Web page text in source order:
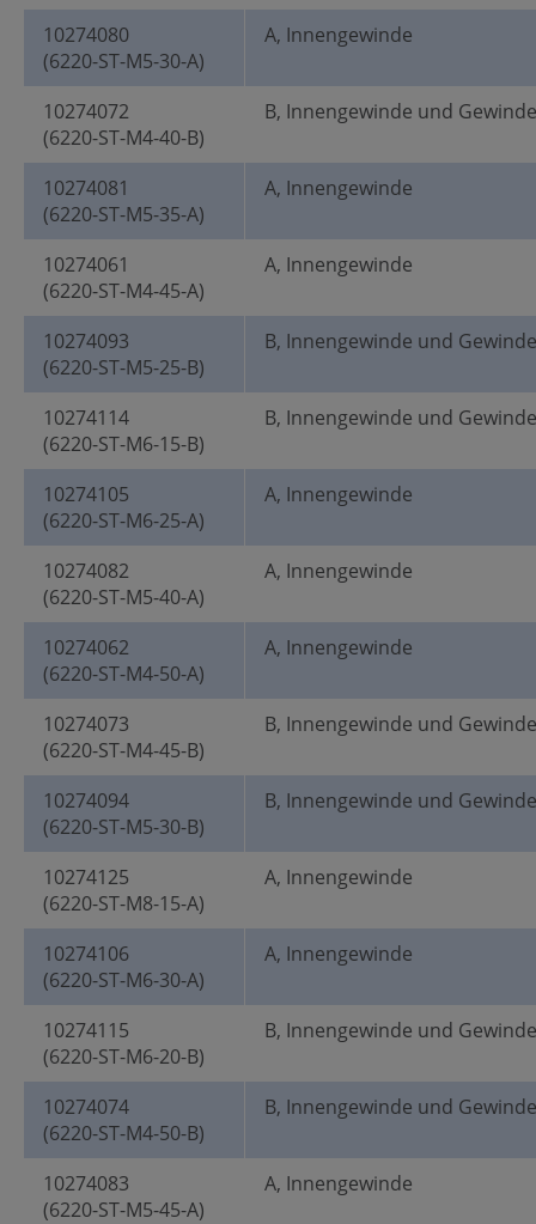
10274080
(6220-ST-M5-30-A)
A, Innengewinde
10274072
(6220-ST-M4-40-B)
B, Innengewinde und
10274081
(6220-ST-M5-35-A)
A, Innengewinde
10274061
(6220-ST-M4-45-A)
A, Innengewinde
10274093
(6220-ST-M5-25-B)
B, Innengewinde und
10274114
(6220-ST-M6-15-B)
B, Innengewinde und
10274105
(6220-ST-M6-25-A)
A, Innengewinde
10274082
(6220-ST-M5-40-A)
A, Innengewinde
10274062
(6220-ST-M4-50-A)
A, Innengewinde
10274073
(6220-ST-M4-45-B)
B, Innengewinde und
10274094
(6220-ST-M5-30-B)
B, Innengewinde und
10274125
(6220-ST-M8-15-A)
A, Innengewinde
10274106
(6220-ST-M6-30-A)
A, Innengewinde
10274115
(6220-ST-M6-20-B)
B, Innengewinde und
10274074
(6220-ST-M4-50-B)
B, Innengewinde und
10274083
(6220-ST-M5-45-A)
A, Innengewinde